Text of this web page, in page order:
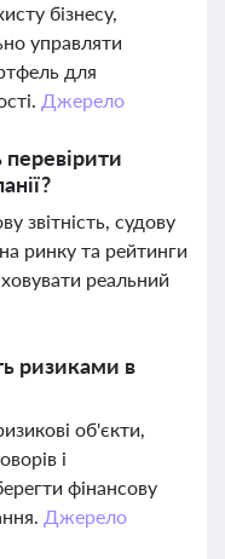
бізнесу,
управляти
для
Джерело
перевірити
звітність, судову
ринку та рейтинги
реальний
ризиками в
об'єкти,
і
фінансову
Джерело